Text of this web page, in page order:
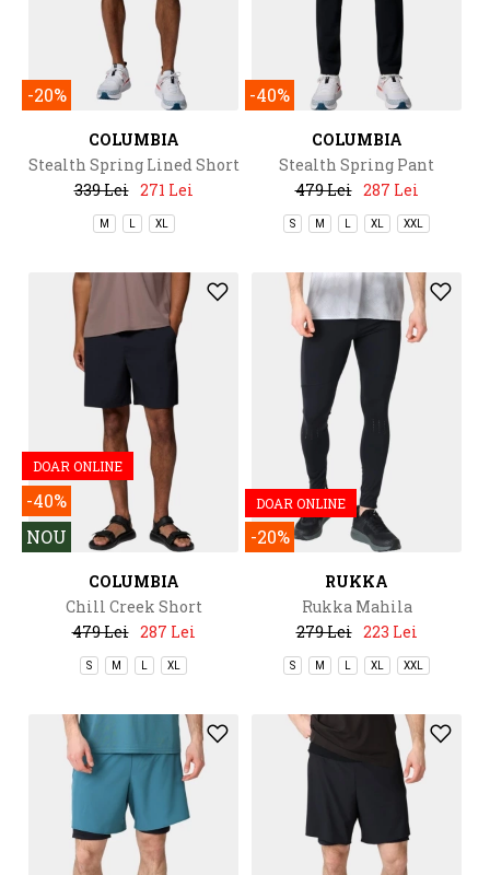
-20%
COLUMBIA
Stealth Spring Lined Short
339 Lei 271 Lei
M XL
-40%
COLUMBIA
Stealth Spring Pant
479 Lei 287 Lei
S M XL XXL
DOAR ONLINE
-40%
NOU
COLUMBIA
Chill Creek Short
479 Lei 287 Lei
S M XL
DOAR ONLINE
-20%
RUKKA
Rukka Mahila
279 Lei 223 Lei
S M XL XXL